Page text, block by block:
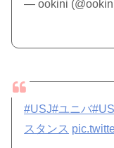
— ookini
#USJ#ユニバ
スタンス